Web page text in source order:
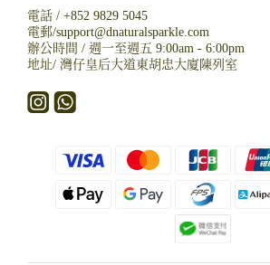
電話 / +852 9829 5045
電郵/support@dnaturalsparkle.com
辦公時間 / 週一至週五 9:00am - 6:00pm
地址/ 灣仔皇后大道東胡忠大廈陳列室